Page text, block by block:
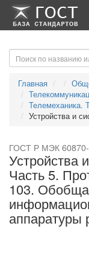
-->-->
Главная
Телемеханика.
Устройства и
ГОСТ Р МЭК
Устройства
Часть 5.
103.
аппаратуры